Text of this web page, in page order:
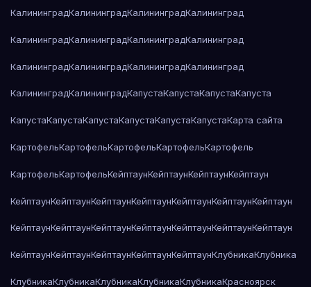
КалининградКалининградКалининградКалининград
КалининградКалининградКалининградКалининград
КалининградКалининградКалининградКалининград
КалининградКалининградКапустаКапустаКапустаКапуста
КапустаКапустаКапустаКапустаКапустаКапустаКарта сайта
КартофельКартофельКартофельКартофельКартофель
КартофельКартофельКейптаунКейптаунКейптаунКейптаун
КейптаунКейптаунКейптаунКейптаунКейптаунКейптаунКейптаун
КейптаунКейптаунКейптаунКейптаунКейптаунКейптаунКейптаун
КейптаунКейптаунКейптаунКейптаунКейптаунКлубникаКлубника
КлубникаКлубникаКлубникаКлубникаКлубникаКрасноярск